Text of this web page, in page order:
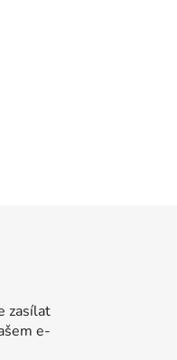
zasílat
e-